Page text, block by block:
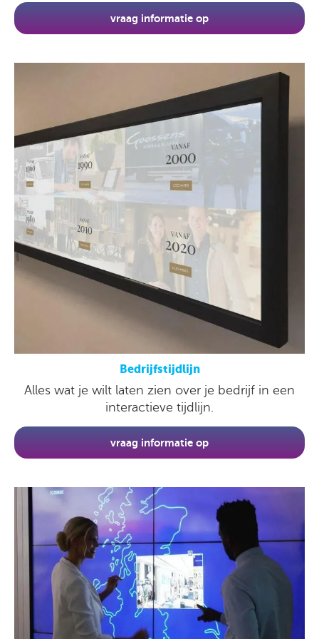
vraag informatie op
Bedrijfstijdlijn
Alles wat je wilt laten zien over je bedrijf in een
interactieve tijdlijn.
vraag informatie op